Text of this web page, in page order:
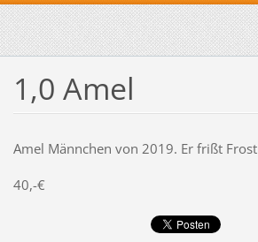
1,0 Amel
Amel Männchen von 2019. Er frißt Frost
40,-€